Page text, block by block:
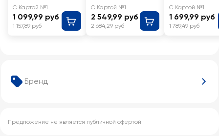
Бренд
Предложение не является публичной офертой
С Картой №1
1 099,99 руб
1 157,89 руб
С Картой №1
2 549,99 руб
2 684,29 руб
С Картой №1
1 699,99 руб
1 789,49 руб